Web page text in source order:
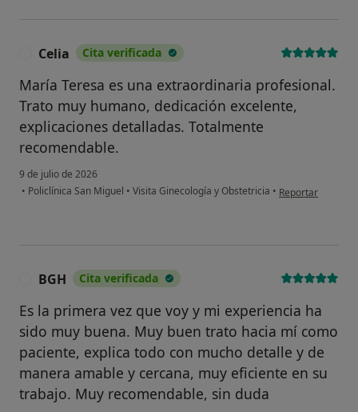
Celia Cita verificada
María Teresa es una extraordinaria profesional.
Trato muy humano, dedicación excelente,
explicaciones detalladas. Totalmente
recomendable.
9 de julio de 2026
• Policlínica San Miguel • Visita Ginecología y Obstetricia • en opinión del
Reportar
BGH Cita verificada
Es la primera vez que voy y mi experiencia ha
sido muy buena. Muy buen trato hacia mí como
paciente, explica todo con mucho detalle y de
manera amable y cercana, muy eficiente en su
trabajo. Muy recomendable, sin duda